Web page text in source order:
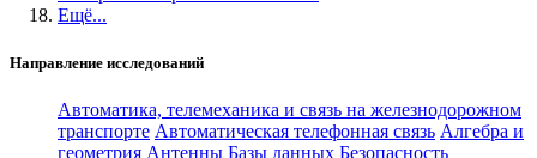
Ещё...
Направление исследований
Автоматика, телемеханика и связь на железнодорожном
транспорте Автоматическая телефонная связь Алгебра и
геометрия Антенны Базы данных Безопасность